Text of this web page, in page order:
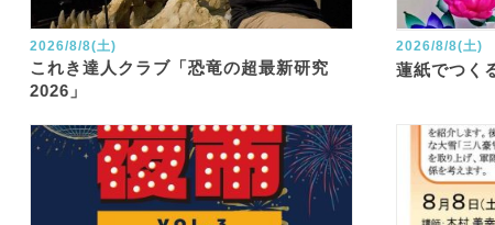
2026/8/8(土)
これき達人クラブ「恐竜の超最新研究
2026」
2026/8/8(土)
蓮紙でつく